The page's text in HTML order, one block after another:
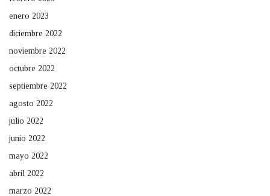
enero 2023
diciembre 2022
noviembre 2022
octubre 2022
septiembre 2022
agosto 2022
julio 2022
junio 2022
mayo 2022
abril 2022
marzo 2022